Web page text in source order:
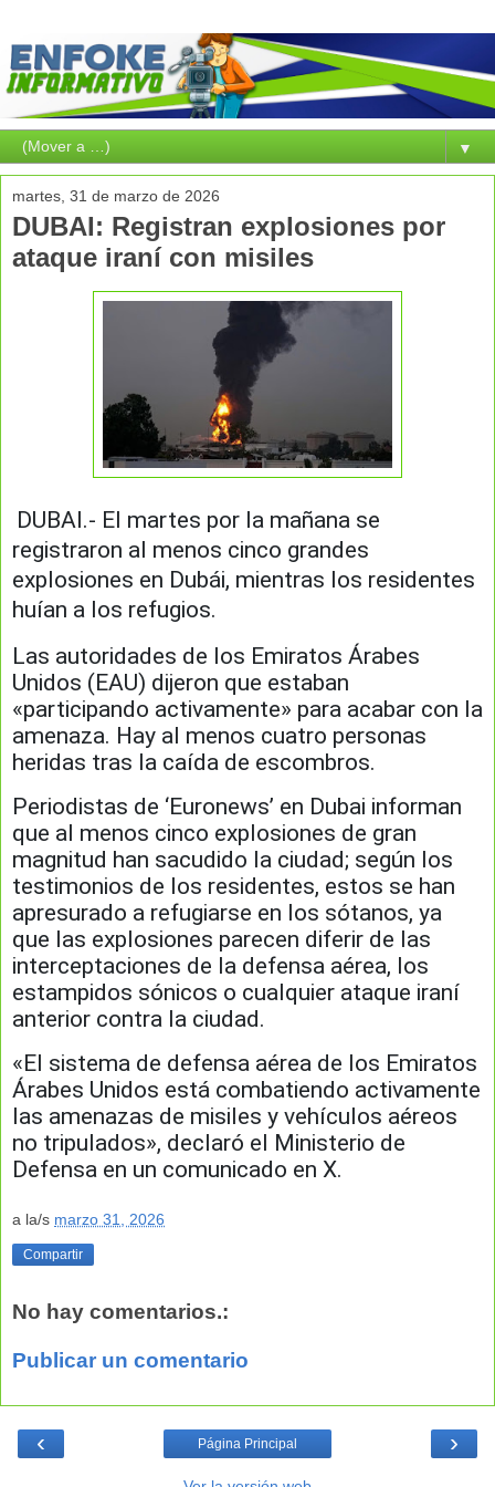
▼
martes, 31 de marzo de 2026
DUBAI: Registran explosiones por
ataque iraní con misiles
DUBAI.- El martes por la mañana se
registraron al menos cinco grandes
explosiones en Dubái, mientras los residentes
huían a los refugios.
Las autoridades de los Emiratos Árabes
Unidos (EAU) dijeron que estaban
«participando activamente» para acabar con la
amenaza. Hay al menos cuatro personas
heridas tras la caída de escombros.
Periodistas de ‘Euronews’ en Dubai informan
que al menos cinco explosiones de gran
magnitud han sacudido la ciudad; según los
testimonios de los residentes, estos se han
apresurado a refugiarse en los sótanos, ya
que las explosiones parecen diferir de las
interceptaciones de la defensa aérea, los
estampidos sónicos o cualquier ataque iraní
anterior contra la ciudad.
«El sistema de defensa aérea de los Emiratos
Árabes Unidos está combatiendo activamente
las amenazas de misiles y vehículos aéreos
no tripulados», declaró el Ministerio de
Defensa en un comunicado en X.
a la/s marzo 31, 2026
Compartir
No hay comentarios.:
Publicar un comentario
‹ ›
Página Principal